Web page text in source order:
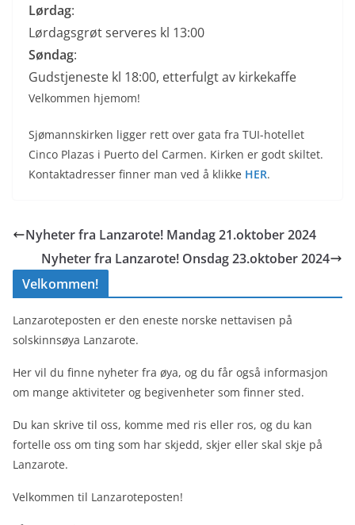
Lørdag:
Lørdagsgrøt serveres kl 13:00
Søndag:
Gudstjeneste kl 18:00, etterfulgt av kirkekaffe
Velkommen hjemom!
Sjømannskirken ligger rett over gata fra TUI-hotellet
Cinco Plazas i Puerto del Carmen. Kirken er godt skiltet.
Kontaktadresser finner man ved å klikke HER.
Nyheter fra Lanzarote! Mandag 21.oktober 2024
Nyheter fra Lanzarote! Onsdag 23.oktober 2024
Velkommen!
Lanzaroteposten er den eneste norske nettavisen på
solskinnsøya Lanzarote.
Her vil du finne nyheter fra øya, og du får også informasjon
om mange aktiviteter og begivenheter som finner sted.
Du kan skrive til oss, komme med ris eller ros, og du kan
fortelle oss om ting som har skjedd, skjer eller skal skje på
Lanzarote.
Velkommen til Lanzaroteposten!